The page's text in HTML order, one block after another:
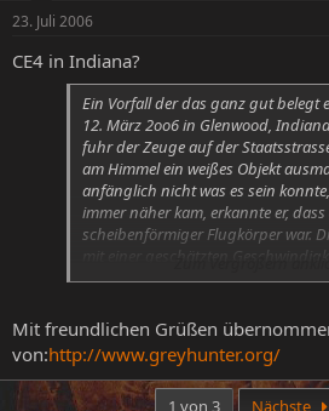
Straße standen. Schuhe und
‚drapiert’ worden. Sie hatten keine
was sich ereignet hatte.
23. Juli 2006
CE4 in Indiana?
Ein Vorfall der das ganz gut belegt
12. März 2oo6 in Glenwood,
fuhr der Zeuge auf der
am Himmel ein weißes Objekt
anfänglich nicht was es sein
immer näher kam, erkannte er, dass
scheibenförmiger Flugkörper war.
mit einer geschätzten
der Stunde und drehte sich
das Objekt nur noch 6 Meter über
verschwand es plötzlich spurlos.
gute fünf Minuten.
Mit freundlichen Grüßen
von:http://www.greyhunter.org/
1 von 3 Nächste